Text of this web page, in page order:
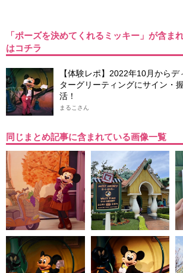
「ポーズを決めてくれるミッキー」が含ま
はコチラ
【体験レポ】2022年10月から
ターグリーティングにサイン・
活！
まるこさん
同じまとめ記事に含まれている画像一覧